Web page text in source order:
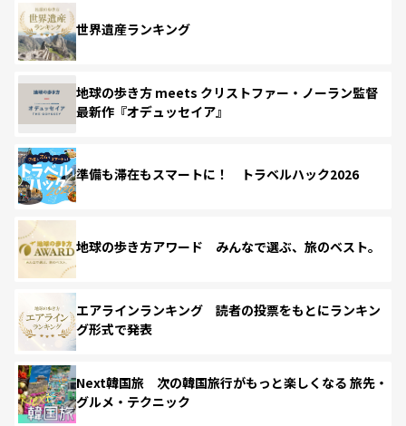
世界遺産ランキング
地球の歩き方 meets クリストファー・ノーラン監督
最新作『オデュッセイア』
準備も滞在もスマートに！ トラベルハック2026
地球の歩き方アワード みんなで選ぶ、旅のベスト。
エアラインランキング 読者の投票をもとにランキン
グ形式で発表
Next韓国旅 次の韓国旅行がもっと楽しくなる 旅先・
グルメ・テクニック